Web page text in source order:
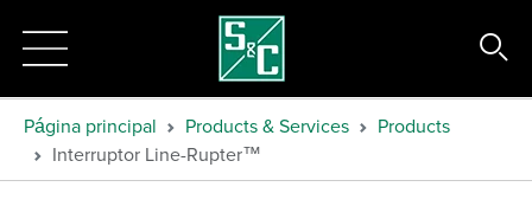
Página principal Products & Services
Products
Interruptor Line-Rupter™